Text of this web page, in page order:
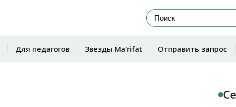
Для педагогов Звезды Ma'rifat Отправить запрос